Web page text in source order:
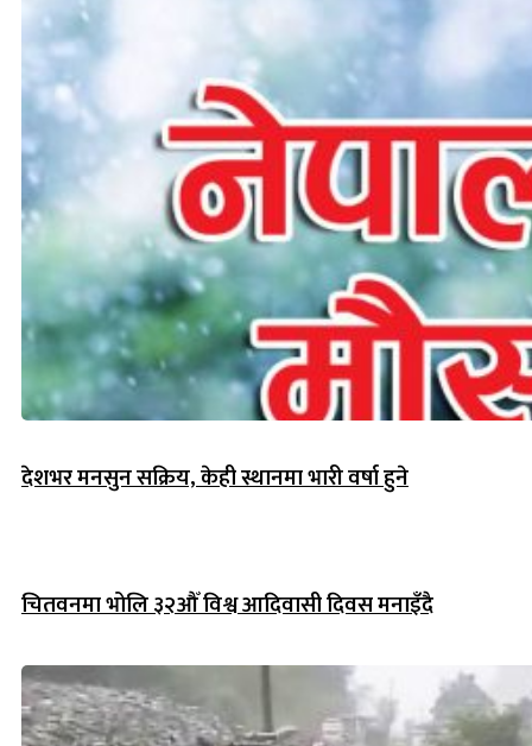
देशभर मनसुन सक्रिय, केही स्थानमा भारी वर्षा हुने
चितवनमा भोलि ३२औँ विश्व आदिवासी दिवस मनाइँदै